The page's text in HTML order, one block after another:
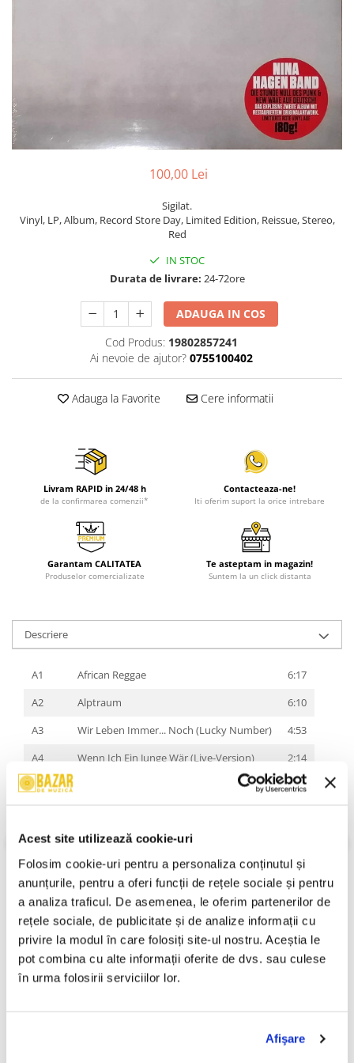
Acest site utilizează cookie-uri
Folosim cookie-uri pentru a personaliza conținutul și
anunțurile, pentru a oferi funcții de rețele sociale și pentru
a analiza traficul. De asemenea, le oferim partenerilor de
rețele sociale, de publicitate și de analize informații cu
privire la modul în care folosiți site-ul nostru. Aceștia le
pot combina cu alte informații oferite de dvs. sau culese
în urma folosirii serviciilor lor.
Afişare
100,00 Lei
Sigilat.
Vinyl, LP, Album, Record Store Day, Limited Edition, Reissue, Stereo,
Red
IN STOC
Durata de livrare: 24-72ore
ADAUGA IN COS
Cod Produs: 19802857241
Ai nevoie de ajutor? 0755100402
Adauga la Favorite Cere informatii
Livram RAPID in 24/48 h
de la confirmarea comenzii*
Contacteaza-ne!
Iti oferim suport la orice intrebare
Garantam CALITATEA
Produselor comercializate
Te asteptam in magazin!
Suntem la un click distanta
Descriere
A1 African Reggae
6:17
A2
Alptraum
6:10
A3
Wir Leben Immer... Noch (Lucky Number)
4:53
A4
Wenn Ich Ein Junge Wär (Live-Version)
2:14
B1
6:34
B3
Wau Wau
B4
Fall In Love Mit Mir
3:47
B5
No Way (Instrumental) 1:05
VEZI MAI MULT
Stare Coperta:
Mint
Stare Disc:Mint
Gen: Rock
Stil:New Wave, Dub, Hard Rock
An Lansare: An Lansare:
Informatii conformitate produs